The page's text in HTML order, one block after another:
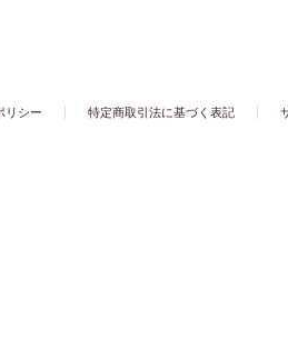
リシー 特定商取引法に基づく表記